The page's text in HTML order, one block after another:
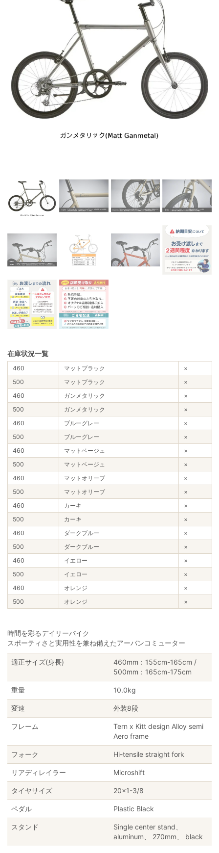
在庫状況一覧
460 マットブラック
×
500
マットブラック
×
460
ガンメタリック
×
500
ガンメタリック
×
460
ブルーグレー
×
500
ブルーグレー
×
460
マットベージュ
×
500
マットベージュ
×
460
マットオリーブ
×
500
マットオリーブ
×
460
カーキ
×
500
カーキ
×
460
ダークブルー
×
500
ダークブルー
×
460
イエロー
×
500
イエロー
×
460
オレンジ
×
500
オレンジ ×
時間を彩るデイリーバイク
スポーティさと実用性を兼ね備えたアーバンコミューター
適正サイズ(身長)
460mm：155cm-165cm /
500mm：165cm-175cm
重量 10.0kg
変速 外装8段
フレーム
Tern x Kitt design Alloy semi
Aero frame
フォーク Hi-tensile straight fork
リアディレイラー Microshift
タイヤサイズ 20×1-3/8
ペダル Plastic Black
スタンド
Single center stand、
aluminum、 270mm、 black